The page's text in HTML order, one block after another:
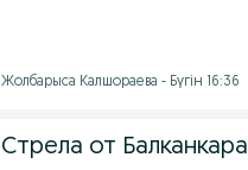
Жолбарыса Калшораева - Бүгін 16:36
Стрела от Балканкара